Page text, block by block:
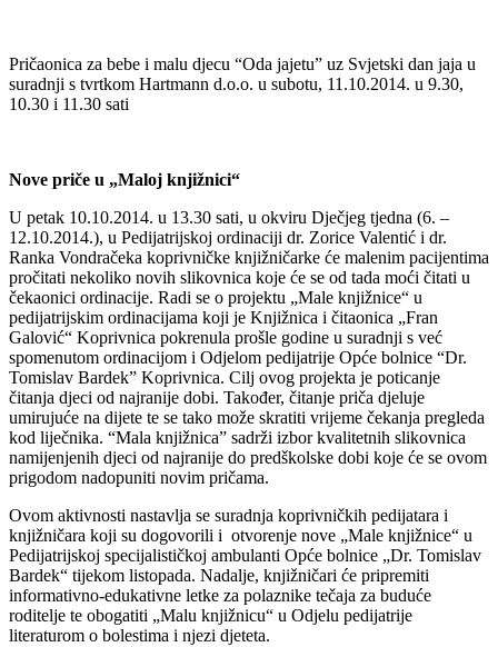
Pričaonica za bebe i malu djecu “Oda jajetu” uz Svjetski dan jaja u
suradnji s tvrtkom Hartmann d.o.o. u subotu, 11.10.2014. u 9.30,
10.30 i 11.30 sati
Nove priče u „Maloj knjižnici“
U petak 10.10.2014. u 13.30 sati, u okviru Dječjeg tjedna (6. –
12.10.2014.), u Pedijatrijskoj ordinaciji dr. Zorice Valentić i dr.
Ranka Vondračeka koprivničke knjižničarke će malenim pacijentima
pročitati nekoliko novih slikovnica koje će se od tada moći čitati u
čekaonici ordinacije. Radi se o projektu „Male knjižnice“ u
pedijatrijskim ordinacijama koji je Knjižnica i čitaonica „Fran
Galović“ Koprivnica pokrenula prošle godine u suradnji s već
spomenutom ordinacijom i Odjelom pedijatrije Opće bolnice “Dr.
Tomislav Bardek” Koprivnica. Cilj ovog projekta je poticanje
čitanja djeci od najranije dobi. Također, čitanje priča djeluje
umirujuće na dijete te se tako može skratiti vrijeme čekanja pregleda
kod liječnika. “Mala knjižnica” sadrži izbor kvalitetnih slikovnica
namijenjenih djeci od najranije do predškolske dobi koje će se ovom
prigodom nadopuniti novim pričama.
Ovom aktivnosti nastavlja se suradnja koprivničkih pedijatara i
knjižničara koji su dogovorili i otvorenje nove „Male knjižnice“ u
Pedijatrijskoj specijalističkoj ambulanti Opće bolnice „Dr. Tomislav
Bardek“ tijekom listopada. Nadalje, knjižničari će pripremiti
informativno-edukativne letke za polaznike tečaja za buduće
roditelje te obogatiti „Malu knjižnicu“ u Odjelu pedijatrije
literaturom o bolestima i njezi djeteta.